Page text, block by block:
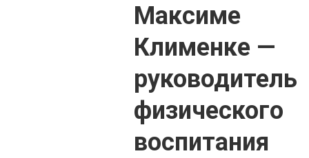
Максиме
Клименке —
руководитель
физического
воспитания